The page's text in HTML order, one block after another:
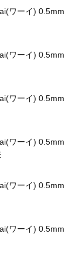
ワーイ) 0.5mm
ワーイ) 0.5mm
ワーイ) 0.5mm
ワーイ) 0.5mm
ワーイ) 0.5mm
ワーイ) 0.5mm